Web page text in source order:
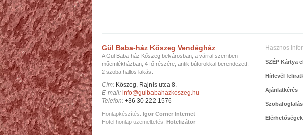
Gül Baba-ház Kőszeg Vendégház
A Gül Baba-ház Kőszeg belvárosban, a várral szemben
műemlékházban, 4 fő részére, antik bútorokkal berendezett,
2 szoba hallos lakás.
Cím: Kőszeg, Rajnis utca 8.
E-mail: info@gulbabahazkoszeg.hu
Telefon: +36 30 222 1576
Honlapkészítés: Igor Corner Internet
Hotel honlap üzemeltetés: Hotelizátor
Hasznos
SZÉP Kártya
Hírlevél
Ajánlatkérés
Szobafoglalás
Elérhetőségek